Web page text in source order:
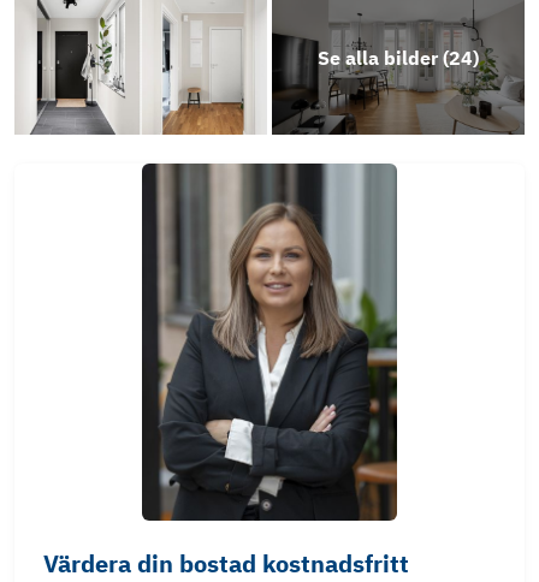
Se alla bilder (24)
Värdera din bostad kostnadsfritt